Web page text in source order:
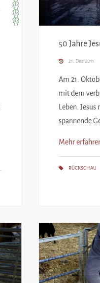
50 Jahre
21. Dez 2011
Am 21.
mit dem
Leben.
spannende
Mehr erfahren
RÜCKSCHAU